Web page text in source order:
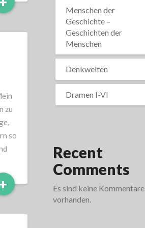
More
zu
so
+Read
More
Menschen der
Geschichte –
Geschichten der
Menschen
Denkwelten
Dramen I-VI
Recent
Comments
Es sind keine Kommentare
vorhanden.